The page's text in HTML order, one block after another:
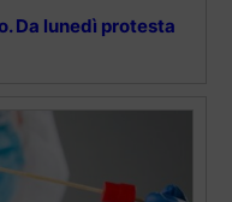
Da lunedì protesta